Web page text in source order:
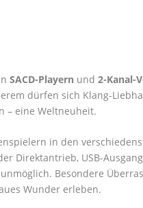
SACD-Playern und2-Kanal-
dürfen sich Klang-
– eine Weltneuheit.
in den
Direktantrieb, USB-
Besondere
Wunder erleben.